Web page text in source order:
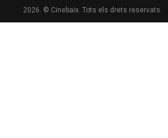
2026. © Cinebaix. Tots els drets reservats.